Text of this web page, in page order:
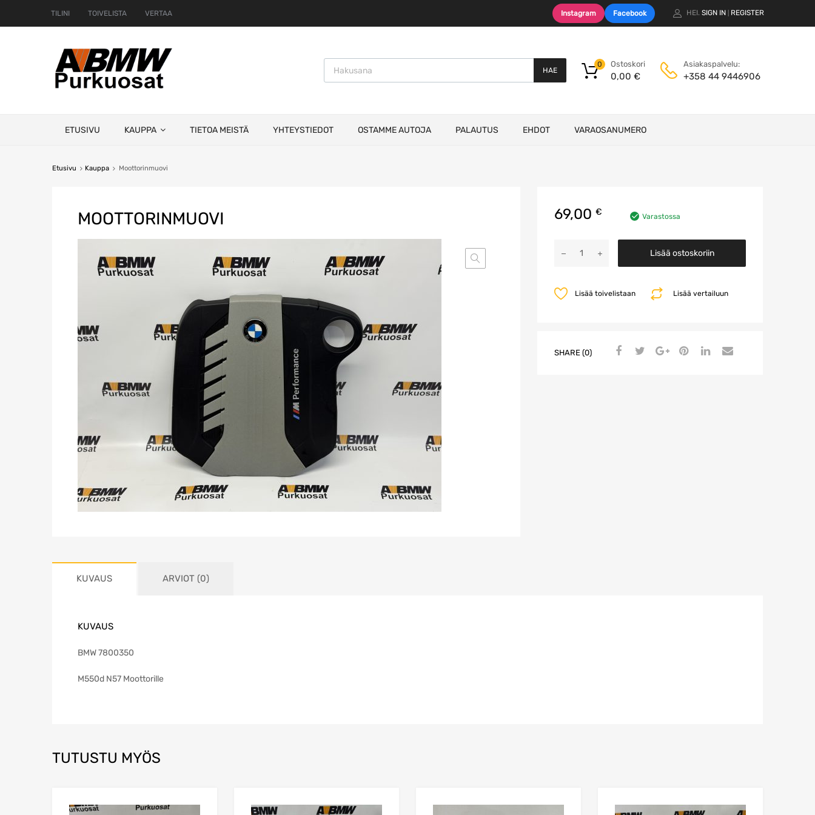
TILINI TOIVELISTA VERTAA Instagram Facebook HEI. SIGN IN REGISTER
Products search
HAE
Ostoskori
0,00 €
0 Asiakaspalvelu:
+358 44 9446906
ETUSIVU KAUPPA TIETOA MEISTÄ YHTEYSTIEDOT OSTAMME AUTOJA PALAUTUS EHDOT VARAOSANUMERO
Etusivu Kauppa Moottorinmuovi
MOOTTORINMUOVI 69,00 € Varastossa
määrä
Lisää ostoskoriin
Lisää vertailuun
Lisää toivelistaan
SHARE (0)
KUVAUS ARVIOT (0)
KUVAUS
BMW 7800350
M550d N57 Moottorille
TUTUSTU MYÖS
Lisää toivelistaan